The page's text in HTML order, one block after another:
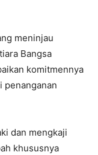
meninjau
Bangsa
komitmennya
penanganan
dan mengkaji
khususnya